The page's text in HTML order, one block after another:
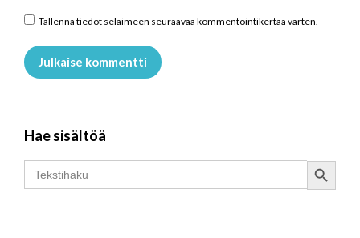
Tallenna tiedot selaimeen seuraavaa kommentointikertaa varten.
Julkaise kommentti
Hae sisältöä
Search
for:
Search Button